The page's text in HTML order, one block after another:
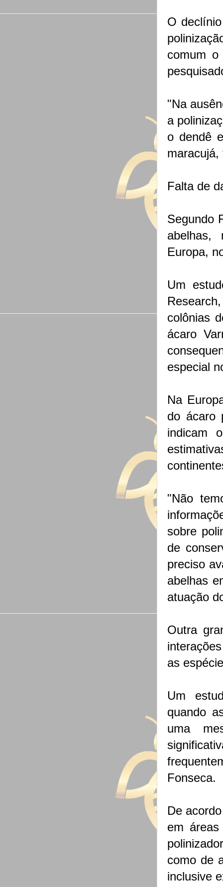
O
comum
"Na
a
o dendê
Falta de
Segundo
abelhas,
Europa,
Um
Research
colônias
ácaro
especial
Na
do ácaro
indicam
"Não
sobre
de
preciso
abelhas
atuação
Outra
as
Um
quando
uma
Fonseca.
De
em
como de
inclusive